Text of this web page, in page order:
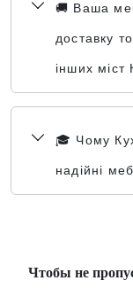
🚚 Ваша
доставку
інших міст
🎓 Чому
надійні
Чтобы не